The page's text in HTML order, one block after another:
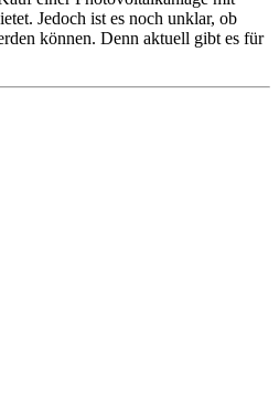
Jedoch ist es noch unklar, ob
können. Denn aktuell gibt es für